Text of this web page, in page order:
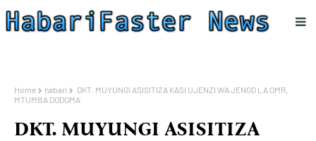
Home habari
DKT. MUYUNGI ASISITIZA KASI UJENZI WA JENGO LA OMR,
MTUMBA DODOMA
DKT. MUYUNGI ASISITIZA